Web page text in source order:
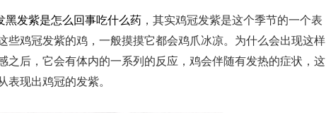
黑发紫是怎么回事吃什么药 ，其实鸡冠发紫是这个季节的一个表
鸡冠发紫的鸡，一般摸摸它都会鸡爪冰凉。为什么会出现这样
后，它会有体内的一系列的反应，鸡会伴随有发热的症状，这
现出鸡冠的发紫。